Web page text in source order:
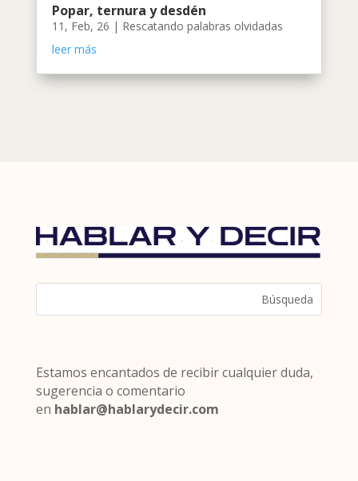
Popar, ternura y desdén
11, Feb, 26 | Rescatando palabras olvidadas
leer más
Estamos encantados de recibir cualquier duda,
sugerencia o comentario
en hablar@hablarydecir.com